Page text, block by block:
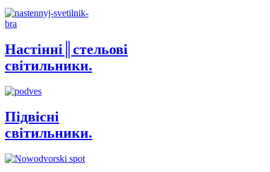
Настінні║стельові
світильники.
Підвісні
світильники.